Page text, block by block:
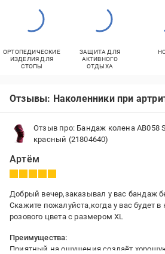
ОРТОПЕДИЧЕСКИЕ
ИЗДЕЛИЯ ДЛЯ
СТОПЫ
ЗАЩИТА ДЛЯ
АКТИВНОГО
ОТДЫХА
Отзывы: Наколенники при
Отзыв про: Бандаж колена AB058
красный (21804640)
Артём
Добрый вечер,заказывал у вас бандаж
Скажите пожалуйста,когда у вас будет
розового цвета с размером XL
Преимущества:
Приятный на ощущения,создаёт